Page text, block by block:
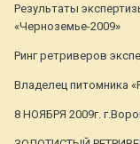
Результаты
«Черноземье-2009»
Ринг ретриверов
Владелец питомника
8 НОЯБРЯ 2009г.